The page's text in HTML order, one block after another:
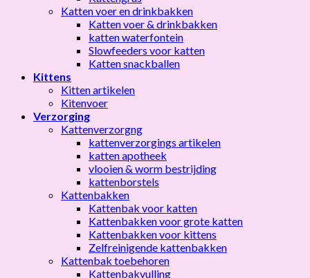
Katten voer en drinkbakken
Katten voer & drinkbakken
katten waterfontein
Slowfeeders voor katten
Katten snackballen
Kittens
Kitten artikelen
Kitenvoer
Verzorging
Kattenverzorgng
kattenverzorgings artikelen
katten apotheek
vlooien & worm bestrijding
kattenborstels
Kattenbakken
Kattenbak voor katten
Kattenbakken voor grote katten
Kattenbakken voor kittens
Zelfreinigende kattenbakken
Kattenbak toebehoren
Kattenbakvulling